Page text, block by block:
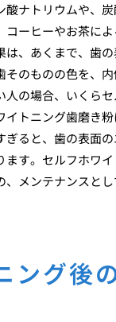
酸ナトリウムや、
コーヒーやお茶に
は、あくまで、歯
そのものの色を、
人の場合、いくら
イトニング歯磨き
ぎると、歯の表面
ます。セルフホワ
、メンテナンスと
ング後